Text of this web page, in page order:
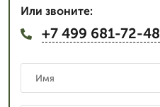
Или звоните:
+7 499 681-72-48